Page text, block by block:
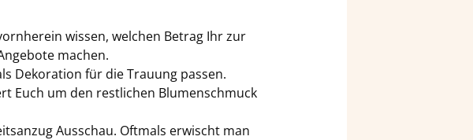
wis­sen, wel­chen Be­trag Ihr zur
ma­chen.
De­ko­ra­ti­on für die Trau­ung pas­sen.
Euch um den rest­li­chen Blu­men­schmuck
Aus­schau. Oft­mals er­wischt man